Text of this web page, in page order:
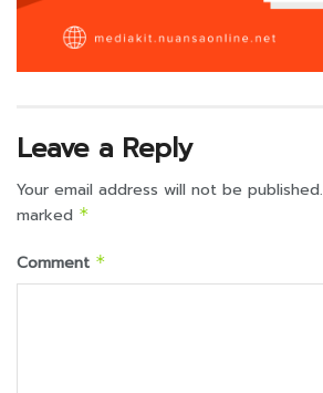
Leave a Reply
Your email address will not be published.
marked *
Comment *